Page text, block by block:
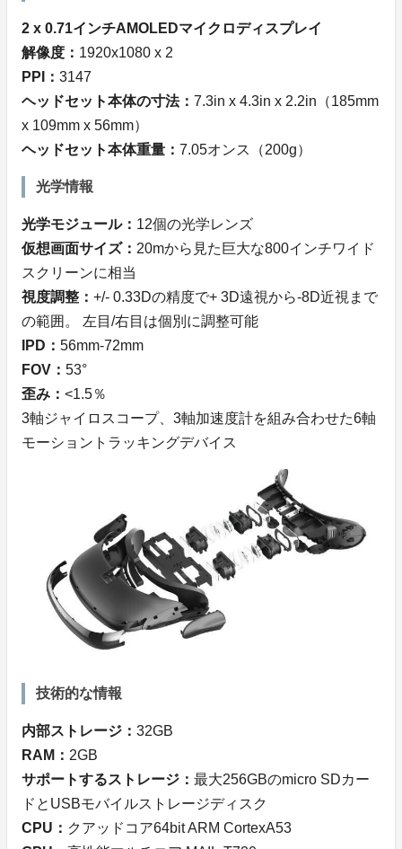
2 x 0.71インチAMOLEDマイクロディスプレイ
解像度： 1920x1080 x 2
PPI： 3147
ヘッドセット本体の寸法： 7.3in x 4.3in x 2.2in（185mm
x 109mm x 56mm）
ヘッドセット本体重量： 7.05オンス（200g）
光学情報
光学モジュール： 12個の光学レンズ
仮想画面サイズ： 20mから見た巨大な800インチワイド
スクリーンに相当
視度調整： +/- 0.33Dの精度で+ 3D遠視から-8D近視まで
の範囲。 左目/右目は個別に調整可能
IPD： 56mm-72mm
FOV： 53°
歪み： <1.5％
3軸ジャイロスコープ、3軸加速度計を組み合わせた6軸
モーショントラッキングデバイス
技術的な情報
内部ストレージ： 32GB
RAM： 2GB
サポートするストレージ： 最大256GBのmicro SDカー
ドとUSBモバイルストレージディスク
CPU： クアッドコア64bit ARM CortexA53